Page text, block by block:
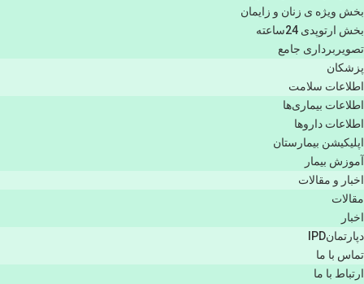
بخش ویژه ی زنان و زایمان
بخش ارتوپدی 24ساعته
تصویربرداری جامع
پزشكان
اطلاعات سلامت
اطلاعات بیماری‌ها
اطلاعات دارو‌ها
اپليكيشن بيمارستان
آموزش بیمار
اخبار و مقالات
مقالات
اخبار
دپارتمانIPD
تماس با ما
ارتباط با ما